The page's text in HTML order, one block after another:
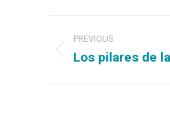
navigation
PREVIOUS
Previous
Los pilares de